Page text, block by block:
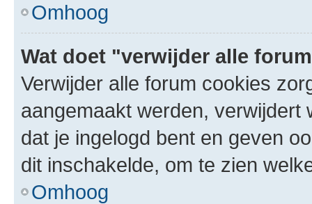
Omhoog
Wat doet "verwijder alle
Verwijder alle forum cookies
aangemaakt werden,
dat je ingelogd bent en geven
dit inschakelde, om te zien
Omhoog